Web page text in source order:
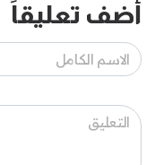
أضف تعليقاً